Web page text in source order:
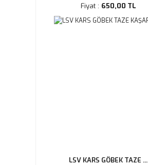
Fiyat : 650,00 TL
LSV KARS GÖBEK TAZE ...